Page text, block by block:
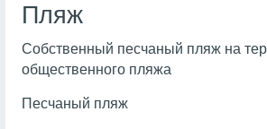
Пляж
Собственный песчаный пляж на
общественного пляжа
Песчаный пляж